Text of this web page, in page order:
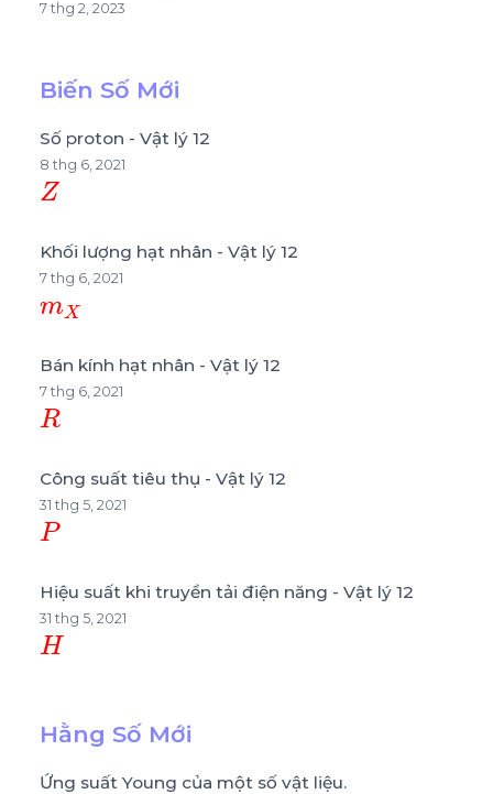
7 thg 2, 2023
Biến Số Mới
Số proton - Vật lý 12
8 thg 6, 2021
Z
Khối lượng hạt nhân - Vật lý 12
7 thg 6, 2021
mX
Bán kính hạt nhân - Vật lý 12
7 thg 6, 2021
R
Công suất tiêu thụ - Vật lý 12
31 thg 5, 2021
P
Hiệu suất khi truyền tải điện năng - Vật lý 12
31 thg 5, 2021
H
Hằng Số Mới
Ứng suất Young của một số vật liệu.